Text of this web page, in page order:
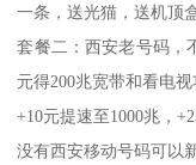
一条，送光猫，送机顶
套餐二：西安老号码，
元得200兆宽带和看电视
+10元提速至1000兆，
没有西安移动号码可以